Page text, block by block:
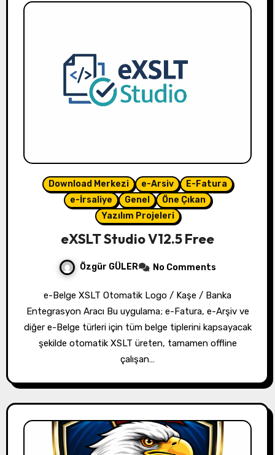
Download Merkezi e-Arsiv
E-Fatura
e-İrsaliye
Genel
Öne Çıkan
Yazılım Projeleri
eXSLT Studio V12.5 Free
Özgür GÜLER No Comments
e-Belge XSLT Otomatik Logo / Kaşe / Banka
Entegrasyon Aracı Bu uygulama; e-Fatura, e-Arşiv ve
diğer e-Belge türleri için tüm belge tiplerini kapsayacak
şekilde otomatik XSLT üreten, tamamen offline
çalışan…